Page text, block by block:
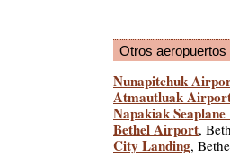
Otros
Nunapitchuk
Atmautluak
Napakiak Seaplane
Bethel Airport,
City Landing,